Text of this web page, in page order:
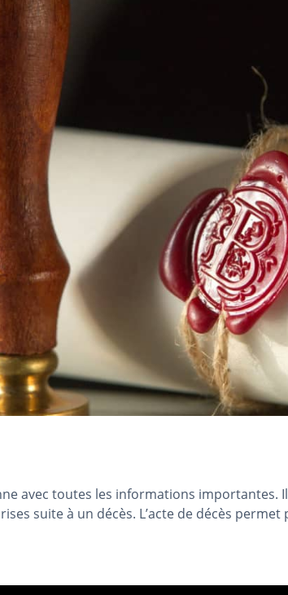
avec toutes les informations importantes.
suite à un décès. L’acte de décès